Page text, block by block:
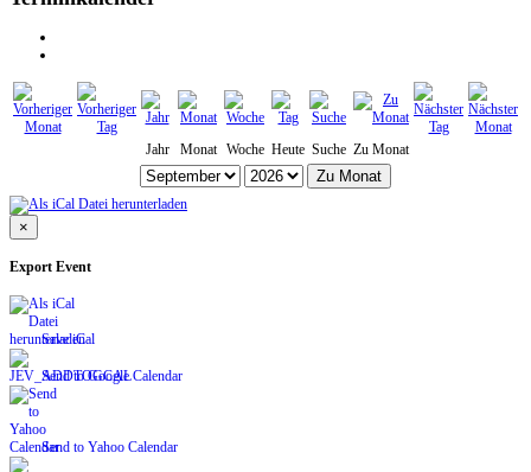
Jahr Monat Woche Heute Suche Zu Monat
Zu Monat
×
Export Event
Save iCal
Send to Google Calendar
Send to Yahoo Calendar